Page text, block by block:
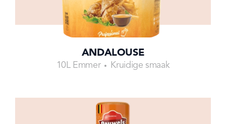
ANDALOUSE
10L Emmer Kruidige smaak